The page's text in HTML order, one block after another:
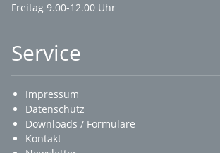
Freitag 9.00-12.00 Uhr
Service
Impressum
Datenschutz
Downloads / Formulare
Kontakt